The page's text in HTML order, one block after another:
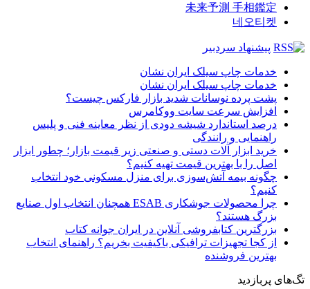
未来予測 手相鑑定
네오티켓
پیشنهاد سردبیر
خدمات چاپ سیلک ایران نشان
خدمات چاپ سیلک ایران نشان
پشت پرده نوسانات شدید بازار فارکس چیست؟
افزایش سرعت سایت ووکامرس
درصد استاندارد شیشه دودی از نظر معاینه فنی و پلیس
راهنمایی و رانندگی
خرید ابزار آلات دستی و صنعتی زیر قیمت بازار؛ چطور ابزار
اصل را با بهترین قیمت تهیه کنیم؟
چگونه بیمه آتش‌سوزی برای منزل مسکونی خود انتخاب
کنیم؟
چرا محصولات جوشکاری ESAB همچنان انتخاب اول صنایع
بزرگ هستند؟
بزرگترین کتابفروشی آنلاین در ایران جوانه کتاب
از کجا تجهیزات ترافیکی باکیفیت بخریم؟ راهنمای انتخاب
بهترین فروشنده
تگ‌های پربازدید